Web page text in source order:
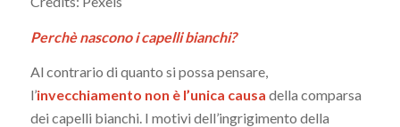
Perchè nascono i capelli bianchi?
Al contrario di quanto si possa pensare,
l’invecchiamento non è l’unica causa della comparsa
dei capelli bianchi. I motivi dell’ingrigimento della